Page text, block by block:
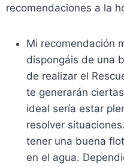
recomendaciones a la
Mi recomendación
dispongáis de una
de realizar el
te generarán
ideal sería estar
resolver
tener una buena
en el agua.